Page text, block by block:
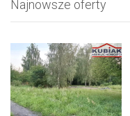
Najnowsze oferty